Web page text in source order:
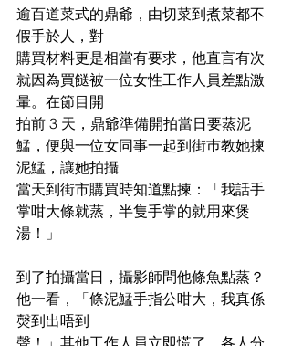
逾百道菜式的鼎爺，由切菜到煮菜都不
假手於人，對
購買材料更是相當有要求，他直言有次
就因為買餸被一位女性工作人員差點激
暈。在節目開
拍前 3 天，鼎爺準備開拍當日要蒸泥
鯭，便與一位女同事一起到街巿教她揀
泥鯭，讓她拍攝
當天到街市購買時知道點揀：「我話手
掌咁大條就蒸，半隻手掌的就用來煲
湯！」
到了拍攝當日，攝影師問他條魚點蒸？
他一看，「條泥鯭手指公咁大，我真係
㷫到出唔到
聲！」其他工作人員立即慌了，各人分